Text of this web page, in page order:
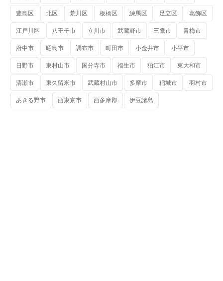
豊島区 北区 荒川区 板橋区 練馬区 足立区 葛飾区
江戸川区 八王子市 立川市 武蔵野市 三鷹市 青梅市
府中市 昭島市 調布市 町田市 小金井市 小平市
日野市 東村山市 国分寺市 福生市 狛江市 東大和市
清瀬市 東久留米市 武蔵村山市 多摩市 稲城市 羽村市
あきる野市 西東京市 西多摩郡 伊豆諸島